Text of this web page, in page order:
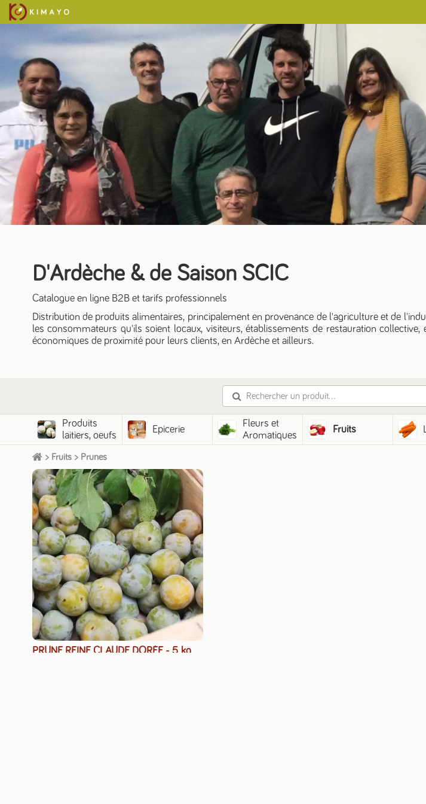
D'Ardèche & de Saison SCIC
Catalogue en ligne B2B et tarifs professionnels
Distribution de produits alimentaires, principalement en provenance de l'agriculture et de
les consommateurs qu'ils soient locaux, visiteurs, établissements de restauration
économiques de proximité pour leurs clients, en Ardèche et ailleurs.
Produits
laitiers, oeufs
Epicerie
Fleurs et
Aromatiques
Fruits
> Fruits> Prunes
PRUNE REINE CLAUDE DORÉE - 5 kg